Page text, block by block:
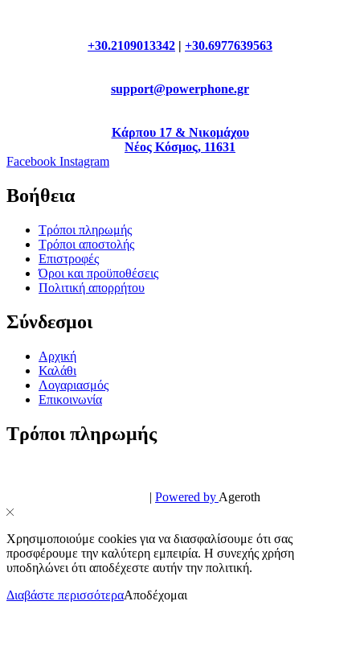
+30.2109013342 +30.6977639563
support@powerphone.gr
Κάρπου 17 & Νικομάχου
Νέος Κόσμος, 11631
Facebook Instagram
Βοήθεια
Τρόποι πληρωμής
Τρόποι αποστολής
Επιστροφές
Όροι και προϋποθέσεις
Πολιτική απορρήτου
Σύνδεσμοι
Αρχική
Καλάθι
Λογαριασμός
Επικοινωνία
Τρόποι πληρωμής
| Powered by Ageroth
Χρησιμοποιούμε cookies για να διασφαλίσουμε ότι σας
προσφέρουμε την καλύτερη εμπειρία. Η συνεχής χρήση
υποδηλώνει ότι αποδέχεστε αυτήν την πολιτική.
Διαβάστε περισσότεραΑποδέχομαι